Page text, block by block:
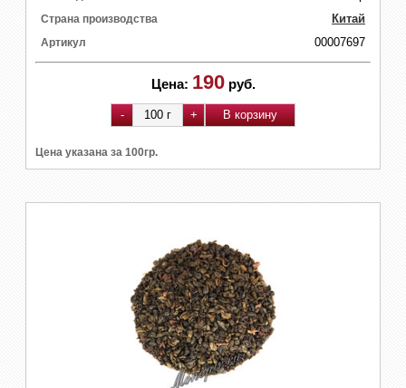
Страна производства Китай
Артикул 00007697
Цена: 190 руб.
Цена указана за 100гр.